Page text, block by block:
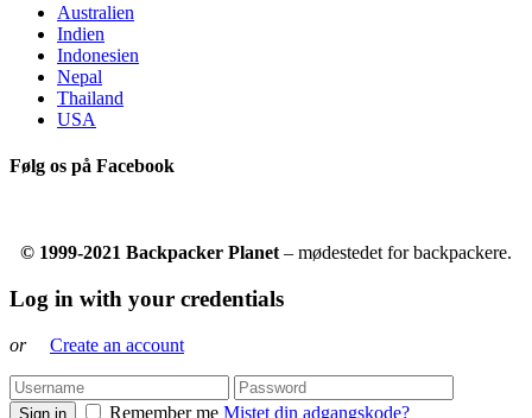
Australien
Indien
Indonesien
Nepal
Thailand
USA
Følg os på Facebook
© 1999-2021 Backpacker Planet – mødestedet for backpackere.
Log in with your credentials
or Create an account
Sign in Remember me Mistet din adgangskode?